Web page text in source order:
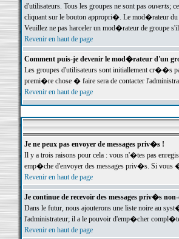
d'utilisateurs. Tous les groupes ne sont pas ouverts;
cliquant sur le bouton appropri�. Le mod�rateur du
Veuillez ne pas harceler un mod�rateur de groupe
Revenir en haut de page
Comment puis-je devenir le mod�rateur d'un
Les groupes d'utilisateurs sont initiallement cr��s
premi�re chose � faire sera de contacter
Revenir en haut de page
Je ne peux pas envoyer de messages priv�s !
Il y a trois raisons pour cela : vous n'�tes pas
emp�che d'envoyer des messages priv�s. Si vous
Revenir en haut de page
Je continue de recevoir des messages priv�s
Dans le futur, nous ajouterons une liste noire au
l'administrateur; il a le pouvoir d'emp�cher
Revenir en haut de page